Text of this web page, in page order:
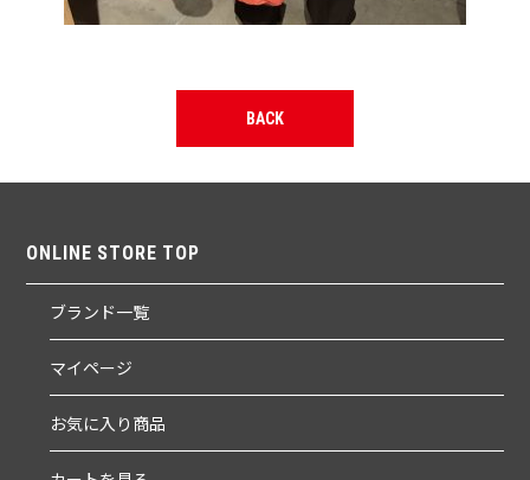
BACK
ONLINE STORE TOP
ブランド一覧
マイページ
お気に入り商品